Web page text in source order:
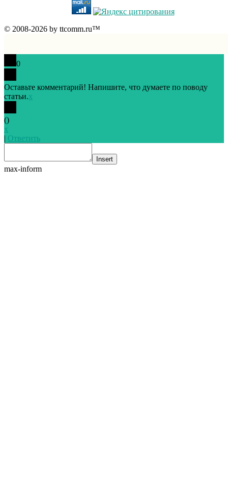
© 2008-2026 by ttcomm.ru™
0
Оставьте комментарий! Напишите, что думаете по поводу
статьи.x
()
x
| Ответить
Insert
max-inform